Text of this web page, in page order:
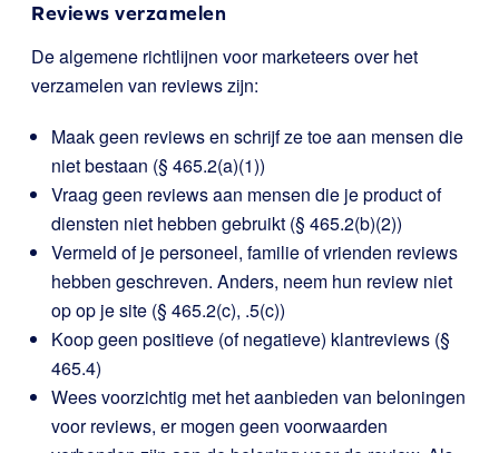
Reviews verzamelen
De algemene richtlijnen voor marketeers over het
verzamelen van reviews zijn:
Maak geen reviews en schrijf ze toe aan mensen die
niet bestaan (§ 465.2(a)(1))
Vraag geen reviews aan mensen die je product of
diensten niet hebben gebruikt (§ 465.2(b)(2))
Vermeld of je personeel, familie of vrienden reviews
hebben geschreven. Anders, neem hun review niet
op op je site (§ 465.2(c), .5(c))
Koop geen positieve (of negatieve) klantreviews (§
465.4)
Wees voorzichtig met het aanbieden van beloningen
voor reviews, er mogen geen voorwaarden